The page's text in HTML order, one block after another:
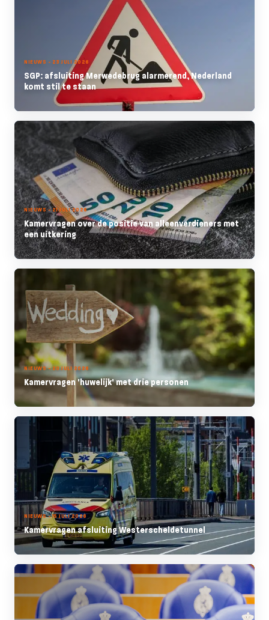
NIEUWS - 23 JULI 2026
SGP: afsluiting Merwedebrug alarmerend, Nederland
komt stil te staan
NIEUWS - 21 JULI 2026
Kamervragen over de positie van alleenverdieners met
een uitkering
NIEUWS - 20 JULI 2026
Kamervragen 'huwelijk' met drie personen
NIEUWS - 15 JULI 2026
Kamervragen afsluiting Westerscheldetunnel